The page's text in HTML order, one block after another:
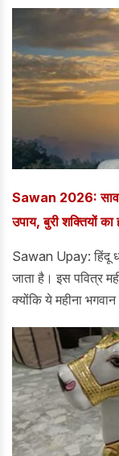
तक का आज का
Sawan 2026:
उपाय, बुरी शक्तियों का
Sawan Upay: हिंदू
जाता है। इस पवित्र
क्योंकि ये महीना